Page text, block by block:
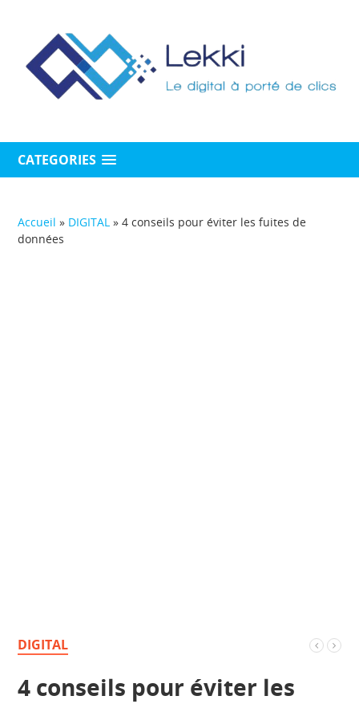
CATEGORIES
Accueil » DIGITAL »4 conseils pour éviter les fuites de
données
DIGITAL
4 conseils pour éviter les